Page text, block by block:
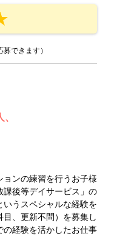
できます）
ンの練習を行うお子様
後等デイサービス」の
うスペシャルな経験を
、更新不問）を募集し
経験を活かしたお仕事